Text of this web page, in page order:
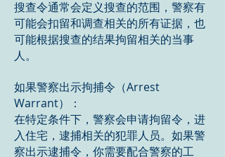
搜查令通常会定义搜查的范围，警察有
可能会扣留和调查相关的所有证据，也
可能根据搜查的结果拘留相关的当事
人。
如果警察出示拘捕令（Arrest
Warrant）：
在特定条件下，警察会申请拘留令，进
入住宅，逮捕相关的犯罪人员。如果警
察出示逮捕令，你需要配合警察的工